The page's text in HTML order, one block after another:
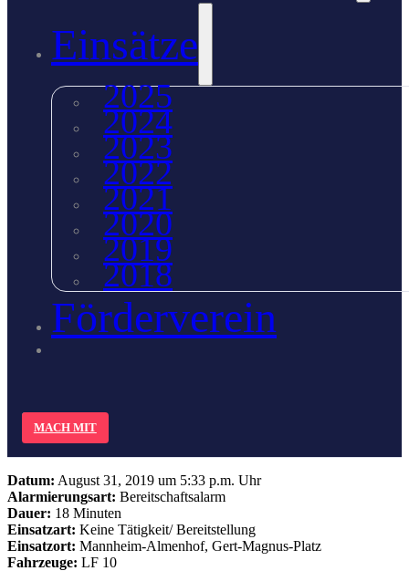
Einsätze
2025
2024
2023
2022
2021
2020
2019
2018
Förderverein
MACH MIT
Datum: August 31, 2019 um 5:33 p.m. Uhr
Alarmierungsart: Bereitschaftsalarm
Dauer: 18 Minuten
Einsatzart: Keine Tätigkeit/ Bereitstellung
Einsatzort: Mannheim-Almenhof, Gert-Magnus-Platz
Fahrzeuge: LF 10